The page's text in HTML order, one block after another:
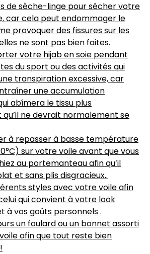
de sèche-linge pour sécher votre
car cela peut endommager le
provoquer des fissures sur les
ne sont pas bien faites.
votre hijab en soie pendant
du sport ou des activités qui
transpiration excessive, car
une accumulation
abîmera le tissu plus
ne devrait normalement se
à repasser à basse température
sur votre voile avant que vous
au portemanteau afin qu’il
et sans plis disgracieux..
styles avec votre voile afin
qui convient à votre look
à vos goûts personnels .
un foulard ou un bonnet assorti
afin que tout reste bien